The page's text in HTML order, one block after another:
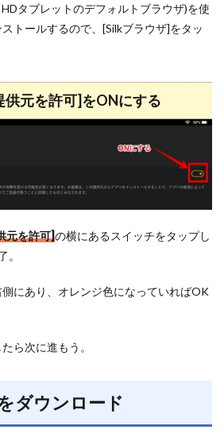
HDタブレットのデフォルトブラウザ)を使
トールするので、[Silkブラウザ]をタッ
供元を許可]をONにする
元を許可]の横にあるスイッチをタップし
。
にあり、オレンジ色になっていればOK
ら次に進もう。
ダウンロード